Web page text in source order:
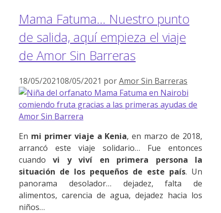
Mama Fatuma… Nuestro punto
de salida, aquí empieza el viaje
de Amor Sin Barreras
18/05/202108/05/2021 porAmor Sin Barreras
En mi primer viaje a Kenia, en marzo de 2018,
arrancó este viaje solidario… Fue entonces
cuandovi y viví en primera persona la
situación de los pequeños de este país. Un
panorama desolador… dejadez, falta de
alimentos, carencia de agua, dejadez hacia los
niños…